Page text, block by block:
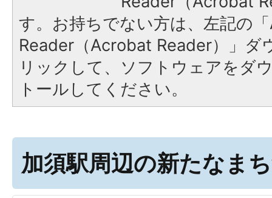
す。お持ちでない方は、左記の
Reader（Acrobat Reader）」ダ
リックして、ソフトウェアをダ
トールしてください。
加須駅周辺の新たなま